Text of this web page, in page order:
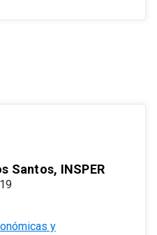
Santos, INSPER
y